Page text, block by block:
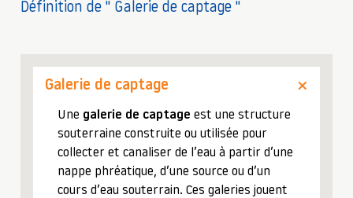
Définition de " Galerie de captage "
Galerie de captage
Une galerie de captage est une structure
souterraine construite ou utilisée pour
collecter et canaliser de l’eau à partir d’une
nappe phréatique, d’une source ou d’un
cours d’eau souterrain. Ces galeries jouent